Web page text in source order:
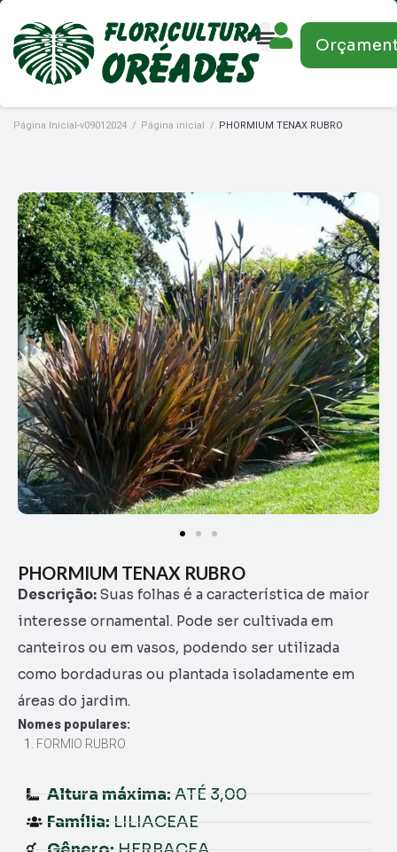
Página Inicial-v09012024 / Página inicial / PHORMIUM TENAX RUBRO
PHORMIUM TENAX RUBRO
Descrição: Suas folhas é a característica de maior
interesse ornamental. Pode ser cultivada em
canteiros ou em vasos, podendo ser utilizada
como bordaduras ou plantada isoladamente em
áreas do jardim.
Nomes populares:
FORMIO RUBRO
Altura máxima: ATÉ 3,00
Família: LILIACEAE